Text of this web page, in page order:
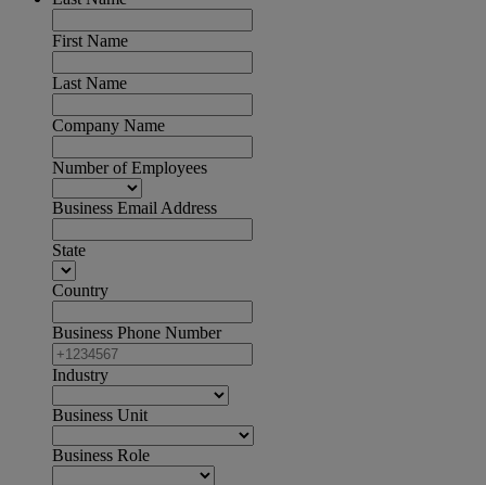
First Name
Last Name
Company Name
Number of Employees
Business Email Address
State
Country
Business Phone Number
Industry
Business Unit
Business Role